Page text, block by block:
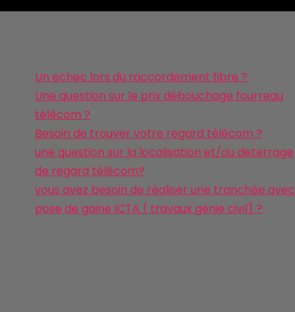
Un echec lors du raccordement fibre ?
Une question sur le prix débouchage fourreau
télécom ?
Besoin de trouver votre regard télécom ?
une question sur la localisation et/ou deterrage
de regard télécom?
vous avez besoin de réaliser une tranchée avec
pose de gaine ICTA ( travaux génie civil) ?